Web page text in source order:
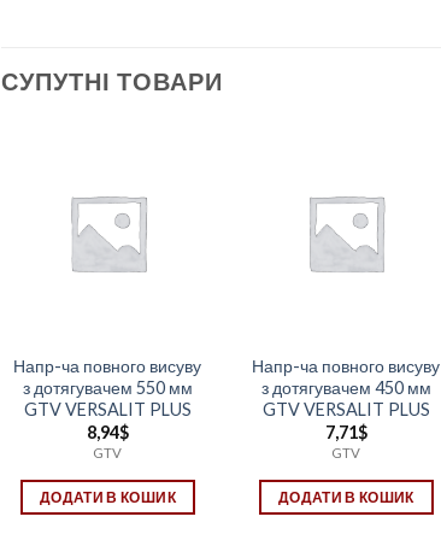
СУПУТНІ ТОВАРИ
Напр-ча повного висуву
з дотягувачем 550 мм
GTV VERSALIT PLUS
8,94$
GTV
ДОДАТИ В КОШИК
Напр-ча повного висуву
з дотягувачем 450 мм
GTV VERSALIT PLUS
7,71$
GTV
ДОДАТИ В КОШИК